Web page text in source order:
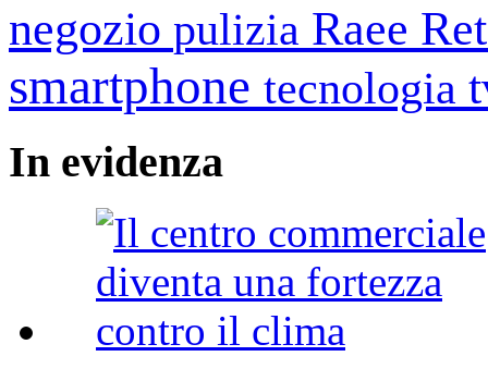
negozio pulizia Raee
smartphone tecnologia
In evidenza